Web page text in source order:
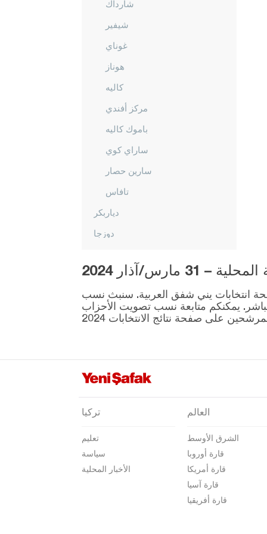
شارداك
شيفير
غوناي
هوناز
كاليه
مركز أفندي
باموك كاليه
ساراي كوي
سارين حصار
تافاس
دياربكر
دوزجا
إلازغ
إيرزينجان
أرضروم
غازي عنتاب
غيراسون
كوموش خانة
هاكّاري
هطاي
مارس/آذار 2024
المقرر إجراؤها في 31 مارس موجودة على صفحة انتخابات يني شفق العربية. سنبث نسب
ونتائج الانتخابات بشكل مباشر. يمكنكم متابعة نسب تصويت الأحزاب
تركيا
تعليم
سياسة
الأخبار المحلية
العالم
الشرق الأوسط
قارة أوروبا
قارة أمريكا
قارة آسيا
قارة أفريقيا